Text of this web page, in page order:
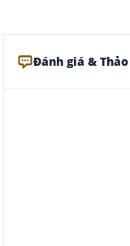
Đánh giá &